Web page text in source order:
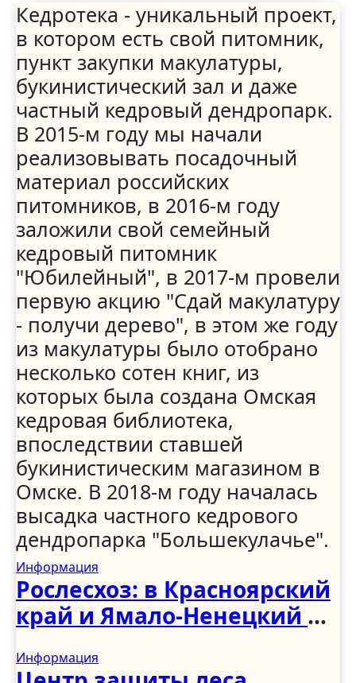
Кедротека - уникальный проект,
в котором есть свой питомник,
пункт закупки макулатуры,
букинистический зал и даже
частный кедровый дендропарк.
В 2015-м году мы начали
реализовывать посадочный
материал российских
питомников, в 2016-м году
заложили свой семейный
кедровый питомник
"Юбилейный", в 2017-м провели
первую акцию "Сдай макулатуру
- получи дерево", в этом же году
из макулатуры было отобрано
несколько сотен книг, из
которых была создана Омская
кедровая библиотека,
впоследствии ставшей
букинистическим магазином в
Омске. В 2018-м году началась
высадка частного кедрового
дендропарка "Большекулачье".
Информация
Рослесхоз: в Красноярский
край и Ямало-Ненецкий АО
специалистов
Информация